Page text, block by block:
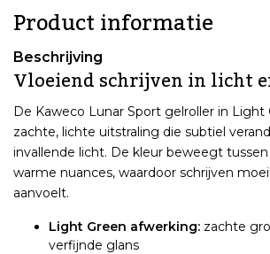
Product informatie
Beschrijving
Vloeiend schrijven in licht
De Kaweco Lunar Sport gelroller in
zachte, lichte uitstraling die subtiel
invallende licht. De kleur beweegt
warme nuances, waardoor schrijven
aanvoelt.
Light Green afwerking: zachte
verfijnde glans